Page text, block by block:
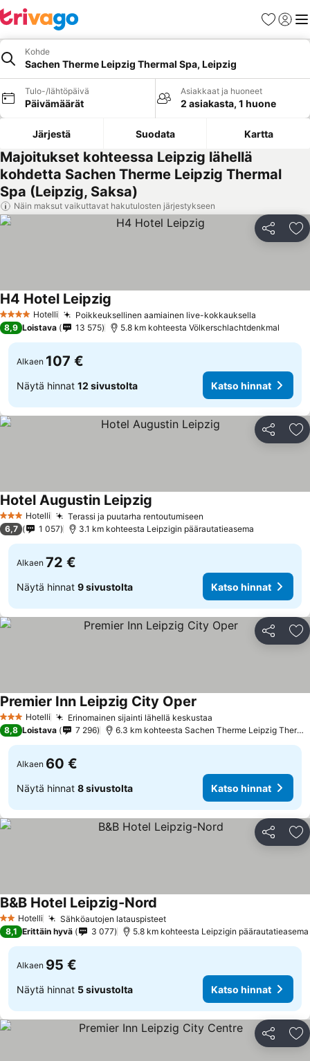
Suosikit
Kohde
Sachen Therme Leipzig Thermal Spa, Leipzig
Tulo-/lähtöpäivä
Päivämäärät
Asiakkaat ja huoneet
2 asiakasta, 1 huone
Järjestä Suodata Kartta
Majoitukset kohteessa Leipzig lähellä
kohdetta Sachen Therme Leipzig Thermal
Spa (Leipzig, Saksa)
Näin maksut vaikuttavat hakutulosten järjestykseen
Jaa
4 Tähtiluokitus
Hotelli Poikkeuksellinen aamiainen live-kokkauksella
H4 Hotel Leipzig
8,9 Loistava 13 575 5.8 km kohteesta Völkerschlachtdenkmal
Alkaen 107 €
Näytä hinnat 12 sivustolta Katso hinnat
Jaa
3 Tähtiluokitus
Hotelli Terassi ja puutarha rentoutumiseen
Hotel Augustin Leipzig
6,7 1 057 3.1 km kohteesta Leipzigin päärautatieasema
Alkaen 72 €
Näytä hinnat 9 sivustolta Katso hinnat
Jaa
3 Tähtiluokitus
Hotelli Erinomainen sijainti lähellä keskustaa
Premier Inn Leipzig City Oper
8,8 Loistava 7 296 6.3 km kohteesta Sachen Therme Leipzig Thermal Spa
Alkaen 60 €
Näytä hinnat 8 sivustolta Katso hinnat
Jaa
2 Tähtiluokitus
Hotelli Sähköautojen latauspisteet
B&B Hotel Leipzig-Nord
8,1 Erittäin hyvä 3 077 5.8 km kohteesta Leipzigin päärautatieasema
Alkaen 95 €
Näytä hinnat 5 sivustolta Katso hinnat
Jaa